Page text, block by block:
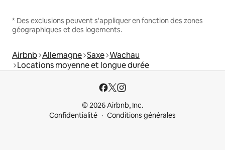
* Des exclusions peuvent s'appliquer en fonction des zones
géographiques et des logements.
Airbnb Allemagne Saxe Wachau
Locations moyenne et longue durée
© 2026 Airbnb, Inc.
Confidentialité
Conditions générales